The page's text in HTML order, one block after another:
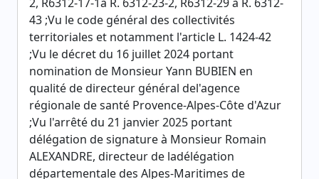
43 ;Vu le code général des collectivités
territoriales et notamment l'article L. 1424-42
;Vu le décret du 16 juillet 2024 portant
nomination de Monsieur Yann BUBIEN en
qualité de directeur général del'agence
régionale de santé Provence-Alpes-Côte d'Azur
;Vu l'arrêté du 21 janvier 2025 portant
délégation de signature à Monsieur Romain
ALEXANDRE, directeur de ladélégation
départementale des Alpes-Maritimes de